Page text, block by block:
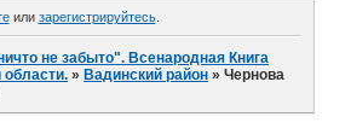
или зарегистрируйтесь.
не забыто". Всенародная Книга
области. » Вадинский район »Чернова